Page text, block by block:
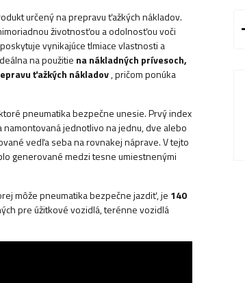
určený na prepravu ťažkých nákladov.
životnosťou a odolnosťou voči
vynikajúce tlmiace vlastnosti a
na použitie na nákladných prívesoch,
ťažkých nákladov, pričom ponúka
pneumatika bezpečne unesie. Prvý index
namontovaná jednotlivo na jednu, dve alebo
vedľa seba na rovnakej náprave. V tejto
generované medzi tesne umiestnenými
môže pneumatika bezpečne jazdiť, je 140
pre úžitkové vozidlá, terénne vozidlá